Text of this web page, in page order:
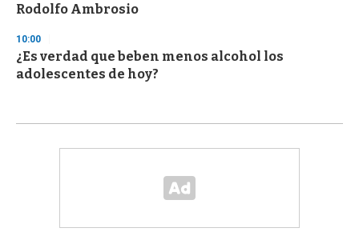
Rodolfo Ambrosio
10:00
¿Es verdad que beben menos alcohol los
adolescentes de hoy?